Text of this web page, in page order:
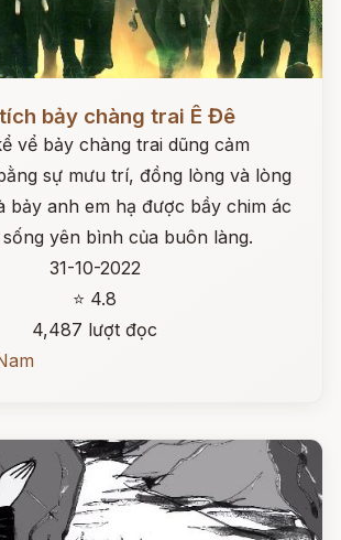
bảy chàng trai Ê Đê
vể bảy chàng trai dũng cảm
sự mưu trí, đồng lòng và lòng
bảy anh em hạ được bầy chim ác
yên bình của buôn làng.
31-10-2022
⭐ 4.8
4,487 lượt đọc